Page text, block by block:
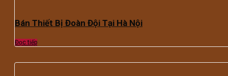
Bán Thiết Bị Đoàn Đội Tại Hà Nội
Đọc tiếp